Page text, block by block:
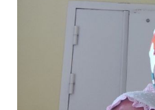
Боксы для пожертвований
Нужна помощь?
Программы фонда
Справочник